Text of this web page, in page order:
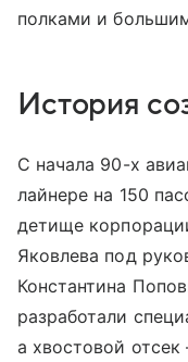
полками и
История
С начала 90-х
лайнере на 150
детище
Яковлева под
Константина
разработали
а хвостовой